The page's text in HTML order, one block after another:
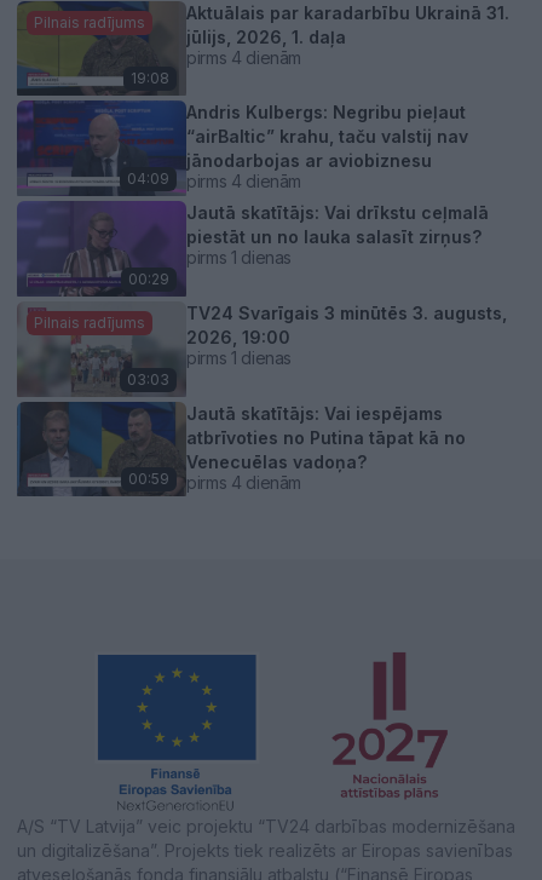
Pilnais radījums
19:08
Aktuālais par karadarbību Ukrainā 31.
jūlijs, 2026, 1. daļa
pirms 4 dienām
04:09
Andris Kulbergs: Negribu pieļaut
“airBaltic” krahu, taču valstij nav
jānodarbojas ar aviobiznesu
pirms 4 dienām
00:29
Jautā skatītājs: Vai drīkstu ceļmalā
piestāt un no lauka salasīt zirņus?
pirms 1 dienas
Pilnais radījums
03:03
TV24 Svarīgais 3 minūtēs 3. augusts,
2026, 19:00
pirms 1 dienas
00:59
Jautā skatītājs: Vai iespējams
atbrīvoties no Putina tāpat kā no
Venecuēlas vadoņa?
pirms 4 dienām
A/S “TV Latvija” veic projektu “TV24 darbības modernizēšana
un digitalizēšana”. Projekts tiek realizēts ar Eiropas savienības
atveseļošanās fonda finansiālu atbalstu (“Finansē Eiropas